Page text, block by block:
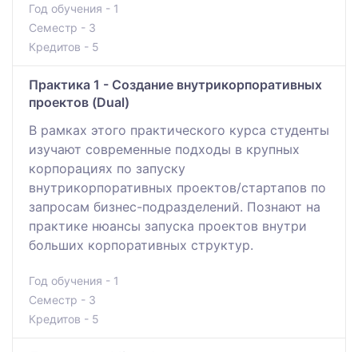
Год обучения - 1
Семестр - 3
Кредитов - 5
Практика 1 - Создание внутрикорпоративных
проектов (Dual)
В рамках этого практического курса студенты
изучают современные подходы в крупных
корпорациях по запуску
внутрикорпоративных проектов/стартапов по
запросам бизнес-подразделений. Познают на
практике нюансы запуска проектов внутри
больших корпоративных структур.
Год обучения - 1
Семестр - 3
Кредитов - 5